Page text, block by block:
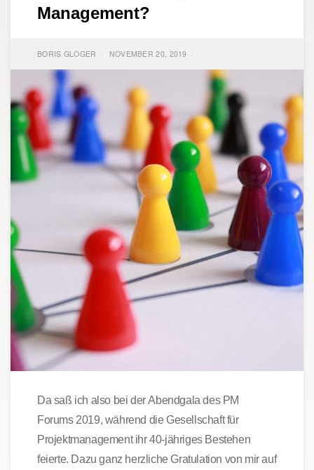
Management?
BORIS GLOGER NOVEMBER 20, 2019
Da saß ich also bei der Abendgala des PM
Forums 2019, während die Gesellschaft für
Projektmanagement ihr 40-jähriges Bestehen
feierte. Dazu ganz herzliche Gratulation von mir auf